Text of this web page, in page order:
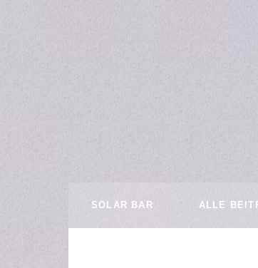
SOLAR BAR ALLE